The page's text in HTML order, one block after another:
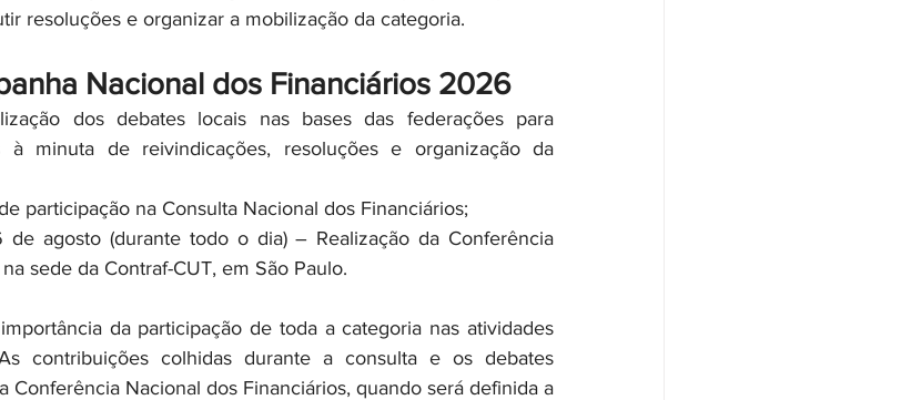
resoluções e organizar a mobilização da categoria.
Nacional dos Financiários 2026
dos debates locais nas bases das federações para
à minuta de reivindicações, resoluções e organização da
participação na Consulta Nacional dos Financiários;
agosto (durante todo o dia) – Realização da Conferência
sede da Contraf-CUT, em São Paulo.
contribuições colhidas durante a consulta e os debates
Conferência Nacional dos Financiários, quando será definida a